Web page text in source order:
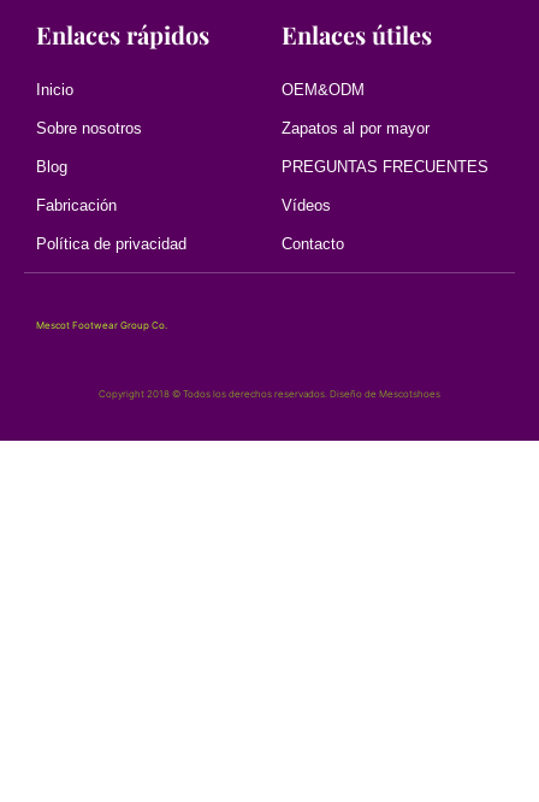
Enlaces rápidos
Inicio
Sobre nosotros
Blog
Fabricación
Política de privacidad
Enlaces útiles
OEM&ODM
Zapatos al por mayor
PREGUNTAS FRECUENTES
Vídeos
Contacto
Mescot Footwear Group Co.
Copyright 2018 © Todos los derechos reservados. Diseño de Mescotshoes